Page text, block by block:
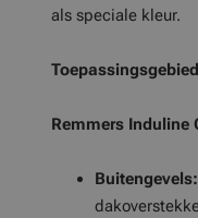
als speciale kleur.
Remmers Induline
Buitengevels: